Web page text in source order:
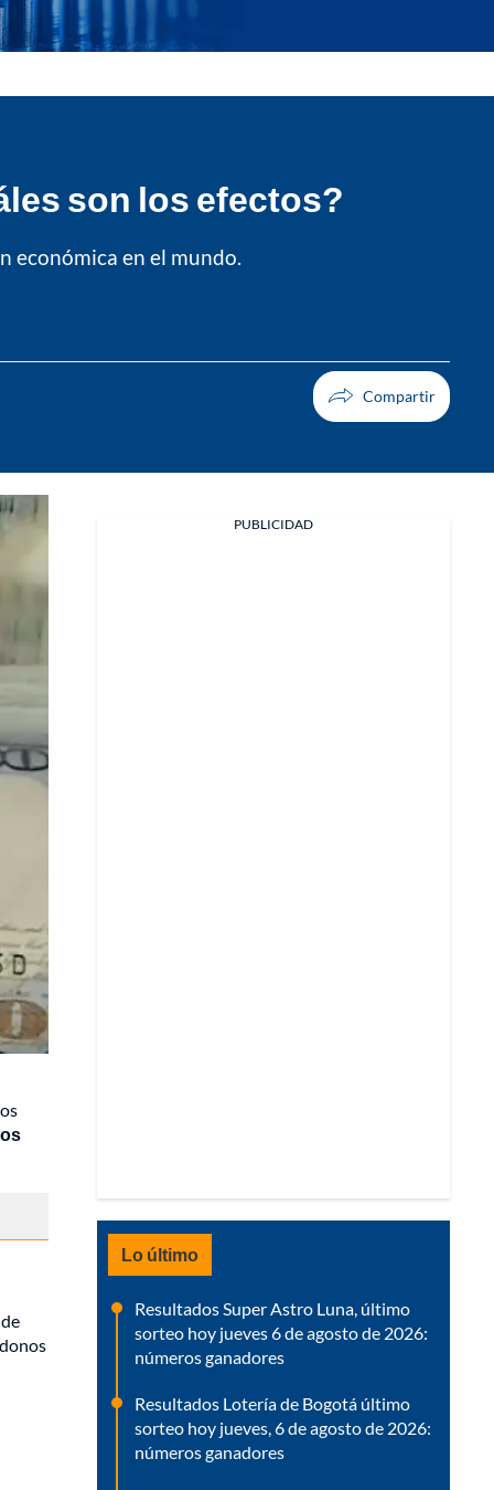
son los efectos?
económica en el mundo.
PUBLICIDAD
Lo último
Resultados Super Astro Luna, último
sorteo hoy jueves 6 de agosto de 2026:
números ganadores
Resultados Lotería de Bogotá último
sorteo hoy jueves, 6 de agosto de 2026:
números ganadores